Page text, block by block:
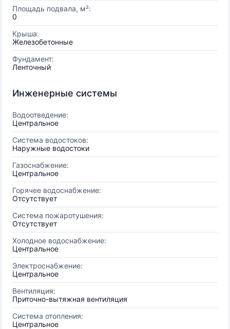
Площадь подвала, м²:
0
Крыша:
Железобетонные
Фундамент:
Ленточный
Инженерные системы
Водоотведение:
Центральное
Система водостоков:
Наружные водостоки
Газоснабжение:
Центральное
Горячее водоснабжение:
Отсутствует
Система пожаротушения:
Отсутствует
Холодное водоснабжение:
Центральное
Электроснабжение:
Центральное
Вентиляция:
Приточно-вытяжная вентиляция
Система отопления:
Центральное